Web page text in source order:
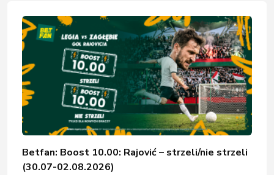
Betfan: Boost 10.00: Rajović – strzeli/nie strzeli
(30.07-02.08.2026)